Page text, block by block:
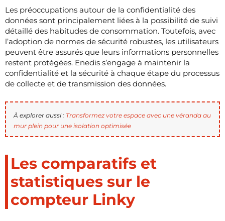
Les préoccupations autour de la confidentialité des
données sont principalement liées à la possibilité de suivi
détaillé des habitudes de consommation. Toutefois, avec
l’adoption de normes de sécurité robustes, les utilisateurs
peuvent être assurés que leurs informations personnelles
restent protégées. Enedis s’engage à maintenir la
confidentialité et la sécurité à chaque étape du processus
de collecte et de transmission des données.
À explorer aussi : Transformez votre espace avec une véranda au
mur plein pour une isolation optimisée
Les comparatifs et
statistiques sur le
compteur Linky